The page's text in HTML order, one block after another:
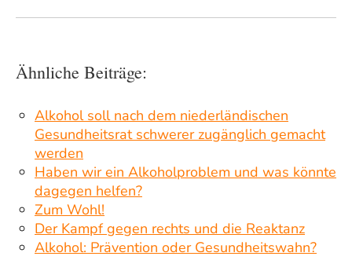
Ähnliche Beiträge:
Alkohol soll nach dem niederländischen
Gesundheitsrat schwerer zugänglich gemacht
werden
Haben wir ein Alkoholproblem und was könnte
dagegen helfen?
Zum Wohl!
Der Kampf gegen rechts und die Reaktanz
Alkohol: Prävention oder Gesundheitswahn?